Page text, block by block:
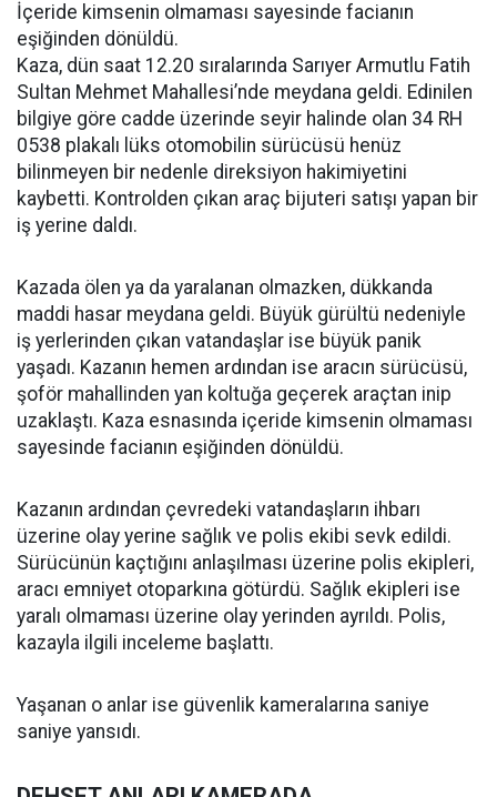
İçeride kimsenin olmaması sayesinde facianın
eşiğinden dönüldü.
Kaza, dün saat 12.20 sıralarında Sarıyer Armutlu Fatih
Sultan Mehmet Mahallesi’nde meydana geldi. Edinilen
bilgiye göre cadde üzerinde seyir halinde olan 34 RH
0538 plakalı lüks otomobilin sürücüsü henüz
bilinmeyen bir nedenle direksiyon hakimiyetini
kaybetti. Kontrolden çıkan araç bijuteri satışı yapan bir
iş yerine daldı.
Kazada ölen ya da yaralanan olmazken, dükkanda
maddi hasar meydana geldi. Büyük gürültü nedeniyle
iş yerlerinden çıkan vatandaşlar ise büyük panik
yaşadı. Kazanın hemen ardından ise aracın sürücüsü,
şoför mahallinden yan koltuğa geçerek araçtan inip
uzaklaştı. Kaza esnasında içeride kimsenin olmaması
sayesinde facianın eşiğinden dönüldü.
Kazanın ardından çevredeki vatandaşların ihbarı
üzerine olay yerine sağlık ve polis ekibi sevk edildi.
Sürücünün kaçtığını anlaşılması üzerine polis ekipleri,
aracı emniyet otoparkına götürdü. Sağlık ekipleri ise
yaralı olmaması üzerine olay yerinden ayrıldı. Polis,
kazayla ilgili inceleme başlattı.
Yaşanan o anlar ise güvenlik kameralarına saniye
saniye yansıdı.